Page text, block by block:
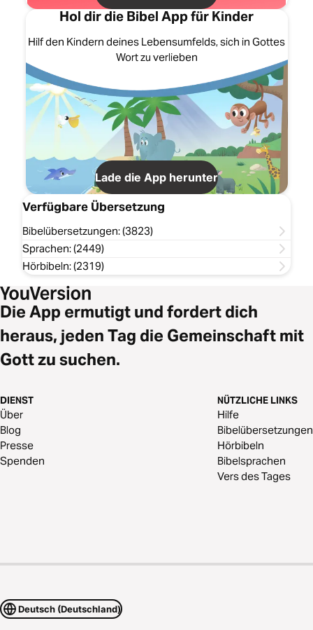
Hol dir die Bibel App für Kinder
Hilf den Kindern deines Lebensumfelds, sich in Gottes
Wort zu verlieben
Lade die App herunter
Verfügbare Übersetzung
Bibelübersetzungen: (3823)
Sprachen: (2449)
Hörbibeln: (2319)
Die App ermutigt und fordert dich
heraus, jeden Tag die Gemeinschaft mit
Gott zu suchen.
DIENST
Über
Blog
Presse
Spenden
NÜTZLICHE LINKS
Hilfe
Bibelübersetzungen
Hörbibeln
Bibelsprachen
Vers des Tages
Deutsch (Deutschland)